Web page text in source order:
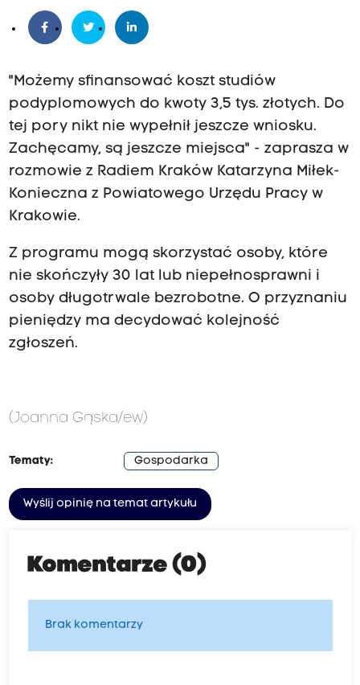
"Możemy sfinansować koszt studiów
podyplomowych do kwoty 3,5 tys. złotych. Do
tej pory nikt nie wypełnił jeszcze wniosku.
Zachęcamy, są jeszcze miejsca" - zaprasza w
rozmowie z Radiem Kraków Katarzyna Miłek-
Konieczna z Powiatowego Urzędu Pracy w
Krakowie.
Z programu mogą skorzystać osoby, które
nie skończyły 30 lat lub niepełnosprawni i
osoby długotrwale bezrobotne. O przyznaniu
pieniędzy ma decydować kolejność
zgłoszeń.
(Joanna Gąska/ew)
Tematy: Gospodarka
Wyślij opinię na temat artykułu
Komentarze (0)
Brak komentarzy